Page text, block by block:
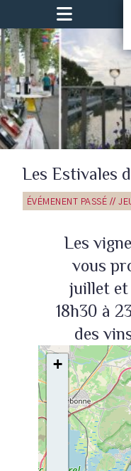
Les Estivales
ÉVÉMENENT PASSÉ //
Les
vous
juillet et
18h30 à
des
+